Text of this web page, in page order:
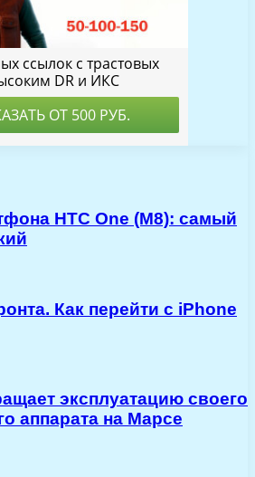
HTC One (M8): самый
Как перейти с iPhone
эксплуатацию своего
аппарата на Марсе